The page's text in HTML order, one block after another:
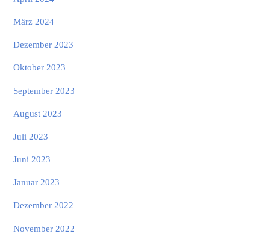
März 2024
Dezember 2023
Oktober 2023
September 2023
August 2023
Juli 2023
Juni 2023
Januar 2023
Dezember 2022
November 2022